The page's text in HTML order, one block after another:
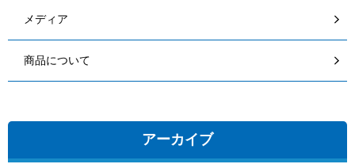
メディア
商品について
アーカイブ